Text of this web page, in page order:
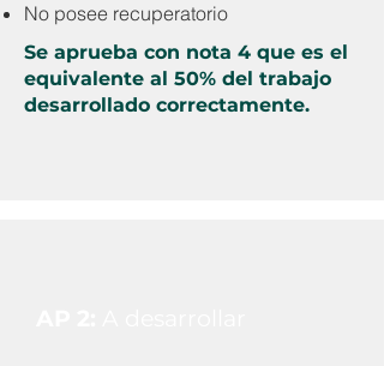
No posee recuperatorio
Se aprueba con nota 4 que es el
equivalente al 50% del trabajo
desarrollado correctamente.